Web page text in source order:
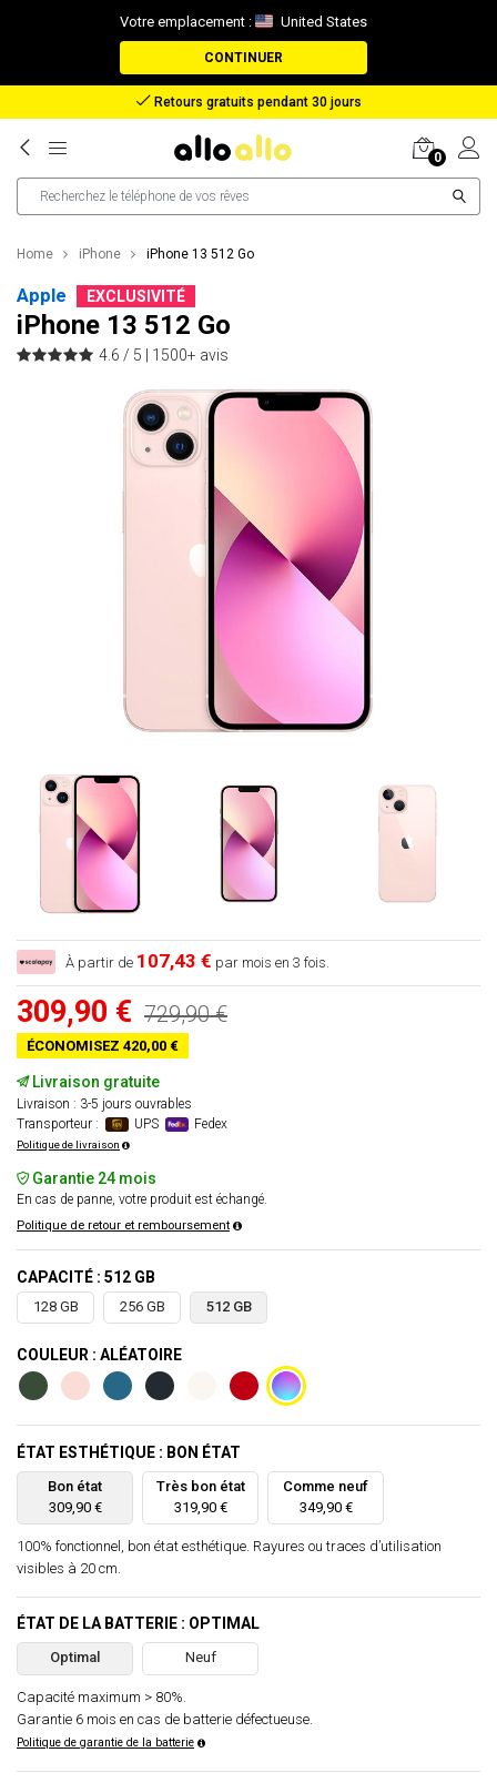
Votre emplacement : United States
CONTINUER
Remboursement en cas de perte de colis
0
Home iPhone iPhone 13 512 Go
Apple EXCLUSIVITÉ
iPhone 13 512 Go
4.6 / 5 | 1500+ avis
À partir de 107,43 € par mois en 3 fois.
309,90 € 729,90 €
ÉCONOMISEZ 420,00 €
Livraison gratuite
Livraison : 3-5 jours ouvrables
Transporteur :
UPS Fedex
Politique de livraison
Garantie 24 mois
En cas de panne, votre produit est échangé.
Politique de retour et remboursement
CAPACITÉ : 512 GB
128 GB 256 GB 512 GB
COULEUR : ALÉATOIRE
ÉTAT ESTHÉTIQUE : BON ÉTAT
Bon état
309,90 €
Très bon état
319,90 €
Comme neuf
349,90 €
100% fonctionnel, bon état esthétique. Rayures ou traces d’utilisation
visibles à 20 cm.
ÉTAT DE LA BATTERIE : OPTIMAL
Optimal Neuf
Capacité maximum > 80%.
Garantie 6 mois en cas de batterie défectueuse.
Politique de garantie de la batterie